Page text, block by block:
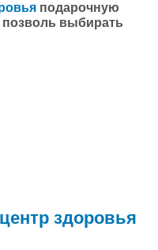
подарочную
позволь выбирать
здоровья